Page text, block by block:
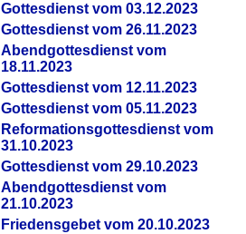
Gottesdienst vom 03.12.2023
Gottesdienst vom 26.11.2023
Abendgottesdienst vom
18.11.2023
Gottesdienst vom 12.11.2023
Gottesdienst vom 05.11.2023
Reformationsgottesdienst vom
31.10.2023
Gottesdienst vom 29.10.2023
Abendgottesdienst vom
21.10.2023
Friedensgebet vom 20.10.2023